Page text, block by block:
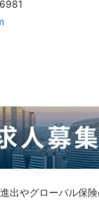
6981
出やグローバル保